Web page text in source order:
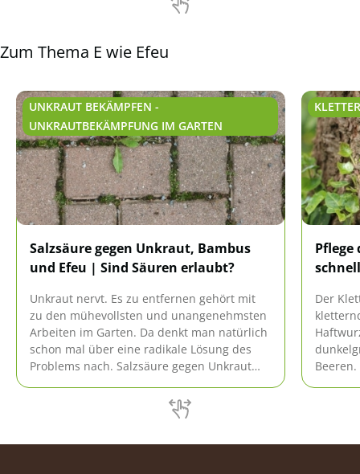
Zum Thema E wie Efeu
UNKRAUT BEKÄMPFEN -
UNKRAUTBEKÄMPFUNG IM GARTEN
Salzsäure gegen Unkraut, Bambus
und Efeu | Sind Säuren erlaubt?
Unkraut nervt. Es zu entfernen gehört mit
zu den mühevollsten und unangenehmsten
Arbeiten im Garten. Da denkt man natürlich
schon mal über eine radikale Lösung des
Problems nach. Salzsäure gegen Unkraut
Pflege
Der